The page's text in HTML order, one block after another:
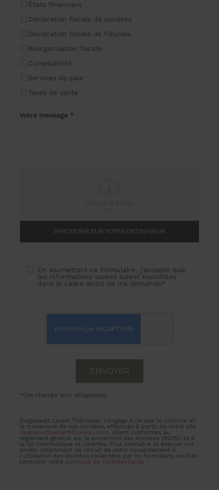
États financiers
Déclaration fiscale de sociétés
Déclaration fiscale de fiducies
Réorganisation fiscale
Comptabilité
Services de paie
Taxes de vente
Votre message *
PARCOURIR SUR VOTRE ORDINATEUR
En soumettant ce formulaire, j'accepte que
les informations saisies soient exploitées
dans le cadre strict de ma demande*
*Ces champs sont obligatoires
Daigneault Lavoie Thibodeau s'engage à ce que la collecte et
le traitement de vos données, effectués à partir de notre site
daigneaultlavoiethibodeau.com, soient conformes au
règlement général sur la protection des données (RGPD) et à
la loi Informatique et Libertés. Pour connaître et exercer vos
droits, notamment de retrait de votre consentement à
l'utilisation des données collectées par ce formulaire, veuillez
consulter notre politique de confidentialité